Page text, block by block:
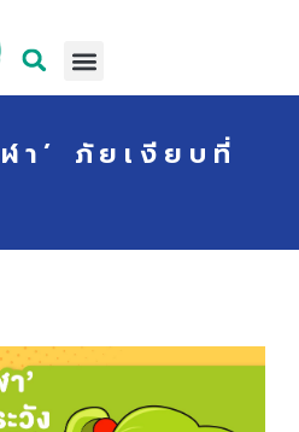
า’ ภัยเงียบที่